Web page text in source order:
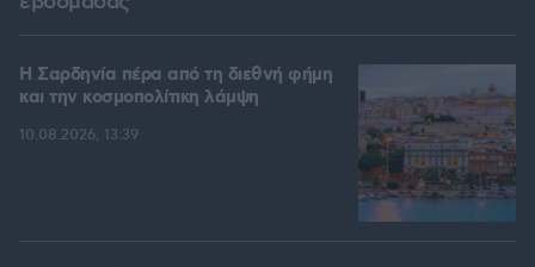
Η Σαρδηνία πέρα από τη διεθνή φήμη
και την κοσμοπολίτικη λάμψη
10.08.2026, 13:39